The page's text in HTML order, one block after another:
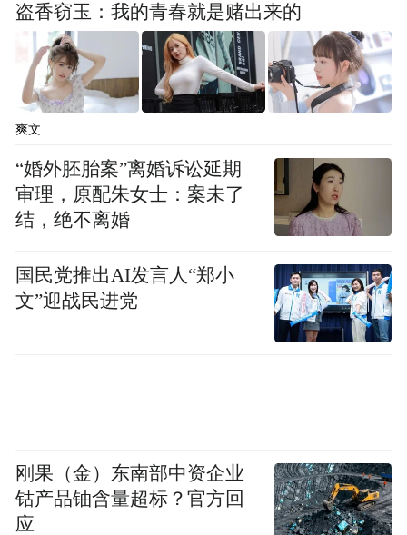
学里面有这么一个体系，叫做“自从盘古开天
地，三皇五帝到如今。”伏羲就是三皇之一，
当年“古史辩派”对三皇五帝这个体系是否定
的。否定的原因，是他们用古书的成书年代
路径时，古史辨派认为，作为组合模式的三
皇出现在秦汉以后，是后来给叠加进去的。
其实在我看来，三皇的组合模式与被组合到
三皇里的上古诸帝是两个不同的概念。三皇
的组合模式出现在秦汉以来，这点顾颉刚说
的是对的，这是古史辨派的贡献，但是，被
的，战国诸子就谈到了。
盗香窃玉：我的青春就是赌出来的
爽文
“婚外胚胎案”离婚诉讼延期
审理，原配朱女士：案未了
结，绝不离婚
国民党推出AI发言人“郑小
文”迎战民进党
刚果（金）东南部中资企业
钴产品铀含量超标？官方回
应